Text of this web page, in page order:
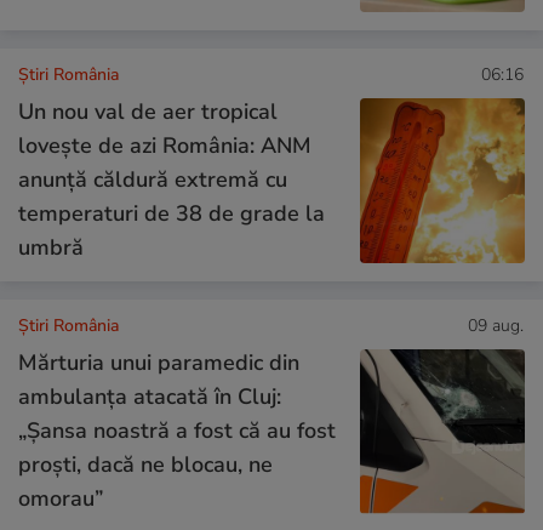
Știri România 06:16
Un nou val de aer tropical
lovește de azi România: ANM
anunță căldură extremă cu
temperaturi de 38 de grade la
umbră
Știri România 09 aug.
Mărturia unui paramedic din
ambulanța atacată în Cluj:
„Șansa noastră a fost că au fost
proști, dacă ne blocau, ne
omorau”